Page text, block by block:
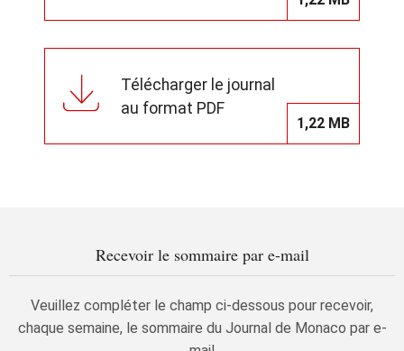
Télécharger le journal
au format PDF
1,22 MB
Recevoir le sommaire par e-mail
Veuillez compléter le champ ci-dessous pour recevoir,
chaque semaine, le sommaire du Journal de Monaco par e-